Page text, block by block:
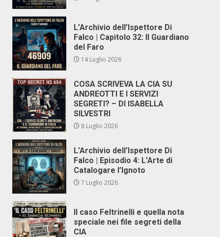
L’Archivio dell’Ispettore Di
Falco | Capitolo 32: Il Guardiano
del Faro
14 Luglio 2026
COSA SCRIVEVA LA CIA SU
ANDREOTTI E I SERVIZI
SEGRETI? – DI ISABELLA
SILVESTRI
8 Luglio 2026
L’Archivio dell’Ispettore Di
Falco | Episodio 4: L’Arte di
Catalogare l’Ignoto
7 Luglio 2026
Il caso Feltrinelli e quella nota
speciale nei file segreti della
CIA